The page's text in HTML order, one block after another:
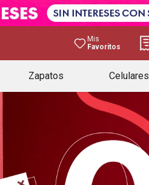
Mis
Favoritos
Zapatos Celulares